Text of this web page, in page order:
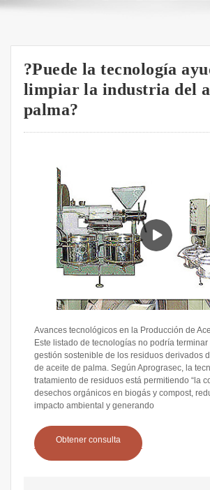
?Puede la tecnología
limpiar la industria del
palma?
Avances tecnológicos en la Producción de
Este listado de tecnologías no podría
gestión sostenible de los residuos derivados
de aceite de palma. Según Aprograsec, la
tratamiento de residuos está permitiendo “la
desechos orgánicos en biogás y compost,
impacto ambiental y generando
Obtener consulta